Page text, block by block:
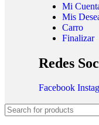
Mi
Mis
Carro
Finalizar
Redes
Facebook